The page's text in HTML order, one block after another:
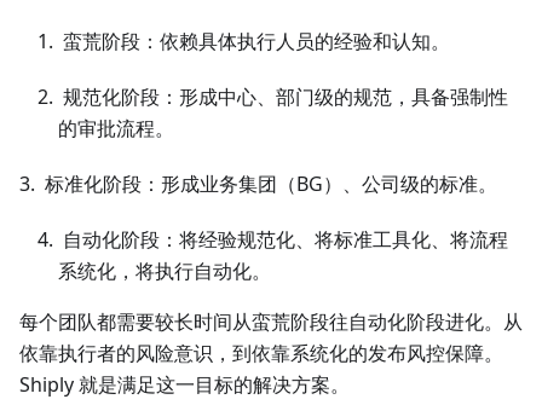
蛮荒阶段：依赖具体执行人员的经验和认知。
规范化阶段：形成中心、部门级的规范，具备强制性
的审批流程。
3. 标准化阶段：形成业务集团（BG）、公司级的标准。
自动化阶段：将经验规范化、将标准工具化、将流程
系统化，将执行自动化。
每个团队都需要较长时间从蛮荒阶段往自动化阶段进化。从
依靠执行者的风险意识，到依靠系统化的发布风控保障。
Shiply 就是满足这一目标的解决方案。